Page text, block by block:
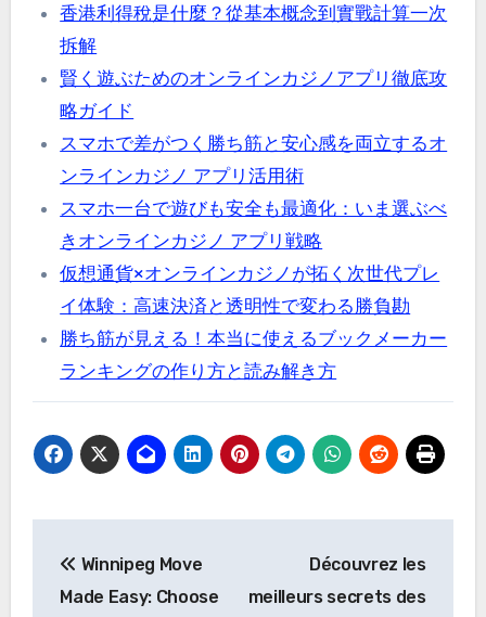
香港利得稅是什麼？從基本概念到實戰計算一次
拆解
賢く遊ぶためのオンラインカジノアプリ徹底攻
略ガイド
スマホで差がつく勝ち筋と安心感を両立するオ
ンラインカジノ アプリ活用術
スマホ一台で遊びも安全も最適化：いま選ぶべ
きオンラインカジノ アプリ戦略
仮想通貨×オンラインカジノが拓く次世代プレ
イ体験：高速決済と透明性で変わる勝負勘
勝ち筋が見える！本当に使えるブックメーカー
ランキングの作り方と読み解き方
navigation
Winnipeg Move
Made Easy: Choose
Découvrez les
meilleurs secrets des